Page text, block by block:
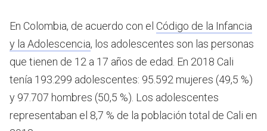
En Colombia, de acuerdo con el Código de la Infancia
y la Adolescencia, los adolescentes son las personas
que tienen de 12 a 17 años de edad. En 2018 Cali
tenía 193.299 adolescentes: 95.592 mujeres (49,5 %)
y 97.707 hombres (50,5 %). Los adolescentes
representaban el 8,7 % de la población total de Cali en